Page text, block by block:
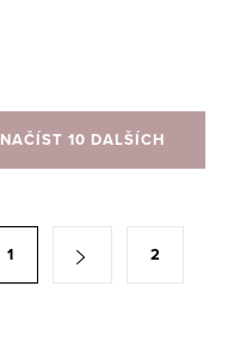
NAČÍST 10 DALŠÍCH
1 2